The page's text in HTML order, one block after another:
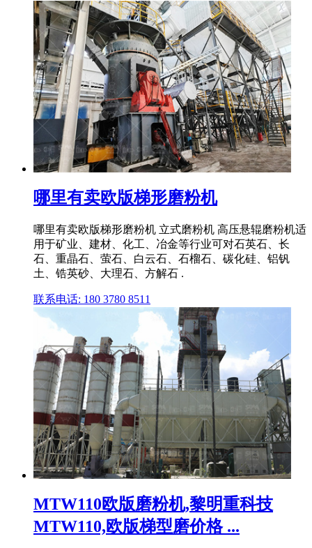
哪里有卖欧版梯形磨粉机
哪里有卖欧版梯形磨粉机 立式磨粉机 高压悬辊磨粉机适
用于矿业、建材、化工、冶金等行业可对石英石、长
石、重晶石、萤石、白云石、石榴石、碳化硅、铝钒
土、锆英砂、大理石、方解石 .
联系电话: 180 3780 8511
MTW110欧版磨粉机,黎明重科技
MTW110,欧版梯型磨价格 ...